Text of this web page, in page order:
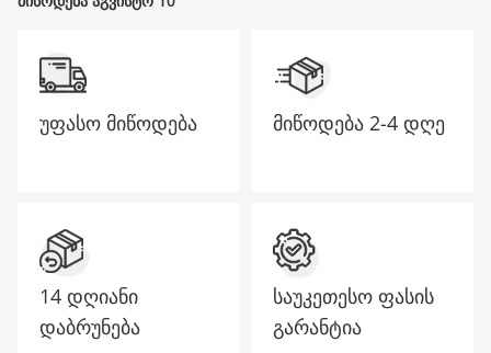
უფასო მიწოდება
14 დღიანი
დაბრუნება
მიწოდება 2-4 დღე
საუკეთესო ფასის
გარანტია